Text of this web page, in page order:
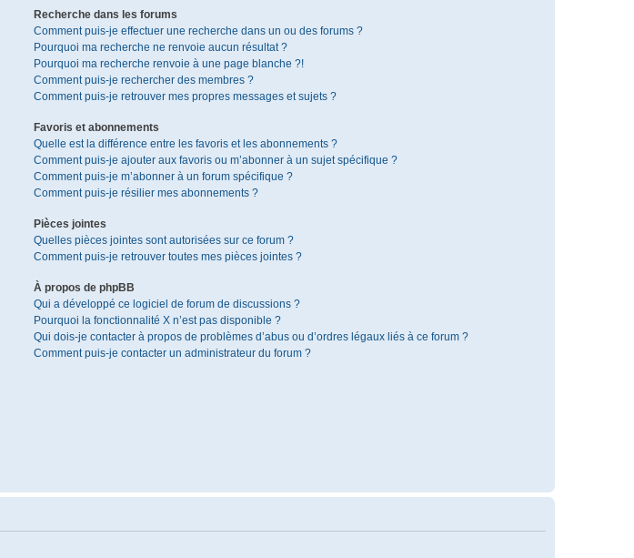
Recherche dans les forums
Comment puis-je effectuer une recherche dans un ou des forums ?
Pourquoi ma recherche ne renvoie aucun résultat ?
Pourquoi ma recherche renvoie à une page blanche ?!
Comment puis-je rechercher des membres ?
Comment puis-je retrouver mes propres messages et sujets ?
Favoris et abonnements
Quelle est la différence entre les favoris et les abonnements ?
Comment puis-je ajouter aux favoris ou m’abonner à un sujet spécifique ?
Comment puis-je m’abonner à un forum spécifique ?
Comment puis-je résilier mes abonnements ?
Pièces jointes
Quelles pièces jointes sont autorisées sur ce forum ?
Comment puis-je retrouver toutes mes pièces jointes ?
À propos de phpBB
Qui a développé ce logiciel de forum de discussions ?
Pourquoi la fonctionnalité X n’est pas disponible ?
Qui dois-je contacter à propos de problèmes d’abus ou d’ordres légaux liés à ce forum ?
Comment puis-je contacter un administrateur du forum ?